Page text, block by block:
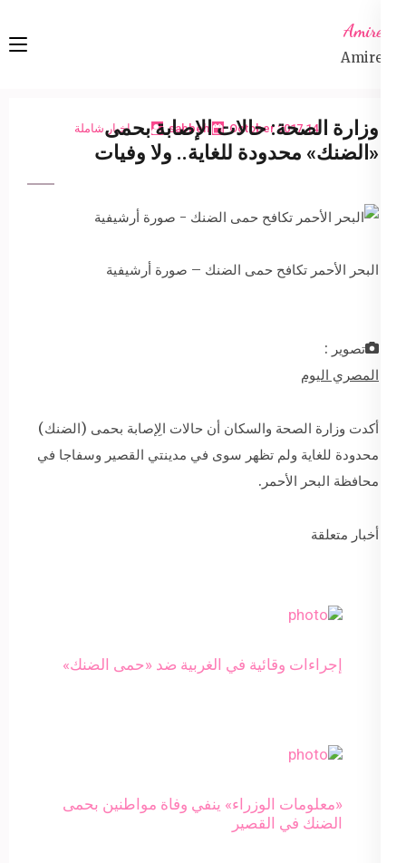
content
Amireta
Amireta
14 October 2017
sabbeh اخبار شاملةوزارة الصحة: حالات الإصابة بحمى
«الضنك» محدودة للغاية.. ولا وفيات
البحر الأحمر تكافح حمى الضنك – صورة أرشيفية
تصوير :
المصري اليوم
أكدت وزارة الصحة والسكان أن حالات الِإصابة بحمى (الضنك)
محدودة للغاية ولم تظهر سوى في مدينتي القصير وسفاجا في
محافظة البحر الأحمر.
أخبار متعلقة
إجراءات وقائية في الغربية ضد «حمى الضنك»
«معلومات الوزراء» ينفي وفاة مواطنين بحمى
الضنك في القصير